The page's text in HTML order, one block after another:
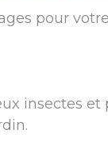
pour
insectes